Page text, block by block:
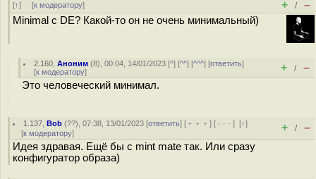
[↑] [к модератору] + / –
Minimal с DE? Какой-то он не очень минимальный)
2.160 ,Аноним (8), 00:04, 14/01/2023 [^] [^^] [^^^] [ответить]
[к модератору] + / –
Это человеческий минимал.
1.137 ,Bob (??), 07:38, 13/01/2023 [ответить] [ ﹢﹢﹢] [ · · ·][↑]
[к модератору] + / –
Идея здравая. Ещё бы с mint mate так. Или сразу
конфигуратор образа)